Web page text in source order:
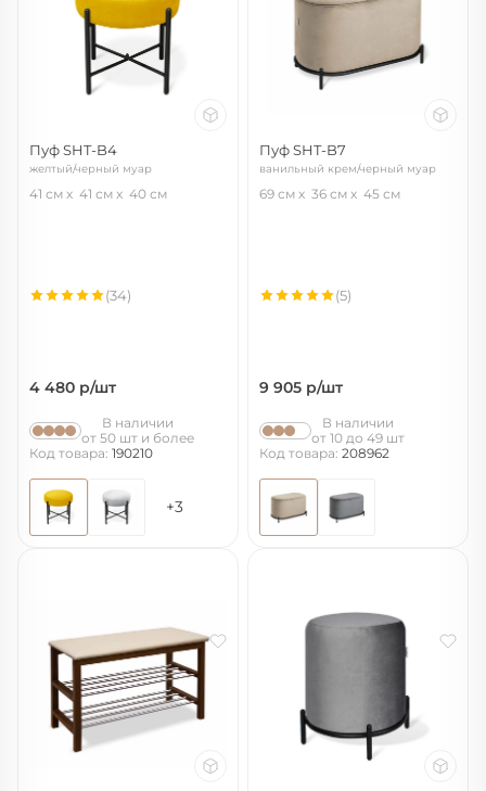
Пуф SHT-B4
желтый/черный муар
41 см 41 см 40 см
4 480 р/шт
(34)
В наличии
от 50 шт и более
Код товара: 190210
+3
Пуф SHT-B7
ванильный крем/черный муар
69 см 36 см 45 см
9 905 р/шт
(5)
В наличии
от 10 до 49 шт
Код товара: 208962